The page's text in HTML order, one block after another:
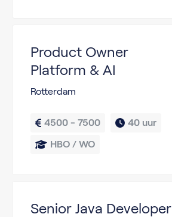
Product Owner
Platform & AI
Rotterdam
4500 - 7500 40 uur
HBO / WO
Senior Java Developer